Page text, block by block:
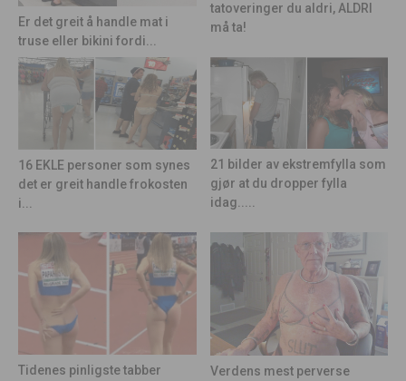
Er det greit å handle mat i
truse eller bikini fordi...
tatoveringer du aldri, ALDRI
må ta!
16 EKLE personer som synes
det er greit handle frokosten
i...
21 bilder av ekstremfylla som
gjør at du dropper fylla
idag.....
Tidenes pinligste tabber
Verdens mest perverse